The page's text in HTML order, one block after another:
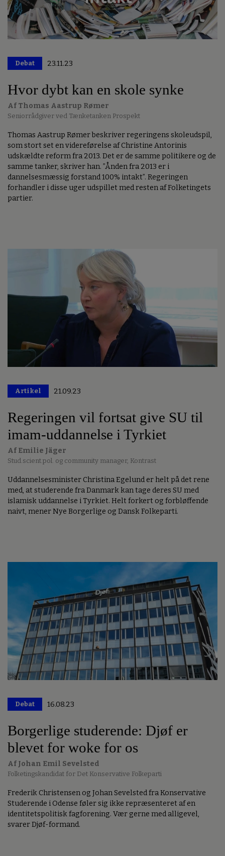
Debat 23.11.23
Hvor dybt kan en skole synke
Af Thomas Aastrup Rømer
Seniorrådgiver ved Tænketanken Prospekt
Thomas Aastrup Rømer beskriver regeringens skoleudspil,
som stort set en videreførelse af Christine Antorinis
udskældte reform fra 2013. Det er de samme politikere og de
samme tanker, skriver han. ”Ånden fra 2013 er i
dannelsesmæssig forstand 100% intakt”. Regeringen
forhandler i disse uger udspillet med resten af Folketingets
partier.
Artikel 21.09.23
Regeringen vil fortsat give SU til
imam-uddannelse i Tyrkiet
Af Emilie Jäger
Stud.scient.pol. og community manager, Kontrast
Uddannelsesminister Christina Egelund er helt på det rene
med, at studerende fra Danmark kan tage deres SU med
islamisk uddannelse i Tyrkiet. Helt forkert og forbløffende
naivt, mener Nye Borgerlige og Dansk Folkeparti.
Debat 16.08.23
Borgerlige studerende: Djøf er
blevet for woke for os
Af Johan Emil Sevelsted
Folketingskandidat for Det Konservative Folkeparti
Frederik Christensen og Johan Sevelsted fra Konservative
Studerende i Odense føler sig ikke repræsenteret af en
identitetspolitisk fagforening. Vær gerne med alligevel,
svarer Djøf-formand.